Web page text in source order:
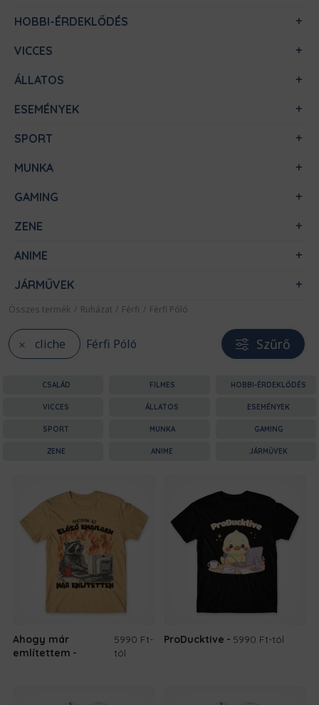
HOBBI-ÉRDEKLŐDÉS
VICCES
ÁLLATOS
ESEMÉNYEK
SPORT
MUNKA
GAMING
ZENE
ANIME
JÁRMŰVEK
Összes termék / Ruházat / Férfi / Férfi Póló
cliche Férfi Póló Szűrő
CSALÁD FILMES HOBBI-ÉRDEKLŐDÉS
VICCES ÁLLATOS ESEMÉNYEK
SPORT MUNKA GAMING
ZENE ANIME JÁRMŰVEK
Ahogy már
említettem
5990 Ft-
tól
ProDucktive 5990 Ft-tól